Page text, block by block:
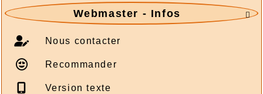

Webmaster - Infos
Nous contacter
Recommander
Version texte